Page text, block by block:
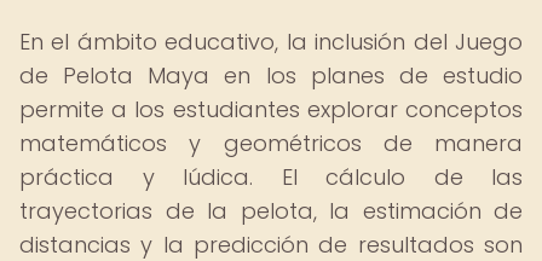
En el ámbito educativo, la inclusión del Juego
de Pelota Maya en los planes de estudio
permite a los estudiantes explorar conceptos
matemáticos y geométricos de manera
práctica y lúdica. El cálculo de las
trayectorias de la pelota, la estimación de
distancias y la predicción de resultados son